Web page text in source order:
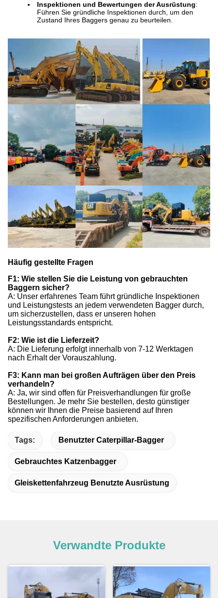
Inspektionen und Bewertungen der Ausrüstung:
Führen Sie gründliche Inspektionen durch, um den
Zustand Ihres Baggers genau zu beurteilen.
Häufig gestellte Fragen
F1: Wie stellen Sie die Leistung von gebrauchten
Baggern sicher?
A: Unser erfahrenes Team führt gründliche Inspektionen
und Leistungstests an jedem verwendeten Bagger durch,
um sicherzustellen, dass er unseren hohen
Leistungsstandards entspricht.
F2: Wie ist die Lieferzeit?
A: Die Lieferung erfolgt innerhalb von 7-12 Werktagen
nach Erhalt der Vorauszahlung.
F3: Kann man bei großen Aufträgen über den Preis
verhandeln?
A: Ja, wir sind offen für Preisverhandlungen für große
Bestellungen. Je mehr Sie bestellen, desto günstiger
können wir Ihnen die Preise basierend auf Ihren
spezifischen Anforderungen anbieten.
Tags: Benutzter Caterpillar-Bagger
Gebrauchtes Katzenbagger
Gleiskettenfahrzeug Benutzte Ausrüstung
Verwandte Produkte